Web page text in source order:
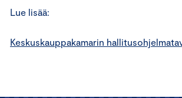
Lue lisää:
Keskuskauppakamarin